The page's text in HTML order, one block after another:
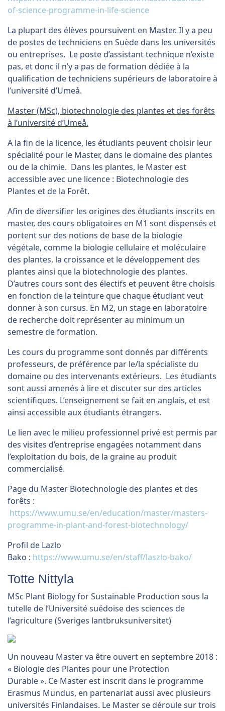
of-science-programme-in-life-science
La plupart des élèves poursuivent en Master. Il y a peu
de postes de techniciens en Suède dans les universités
ou entreprises. Le poste d’assistant technique n’existe
pas, et donc il n’y a pas de formation dédiée à la
qualification de techniciens supérieurs de laboratoire à
l’université d’Umeå.
Master (MSc), biotechnologie des plantes et des forêts
à l’université d’Umeå.
A la fin de la licence, les étudiants peuvent choisir leur
spécialité pour le Master, dans le domaine des plantes
ou de la chimie. Dans les plantes, le Master est
accessible avec une licence : Biotechnologie des
Plantes et de la Forêt.
Afin de diversifier les origines des étudiants inscrits en
master, des cours obligatoires en M1 sont dispensés et
portent sur des notions de base de la biologie
végétale, comme la biologie cellulaire et moléculaire
des plantes, la croissance et le développement des
plantes ainsi que la biotechnologie des plantes.
D’autres cours sont des électifs et peuvent être choisis
en fonction de la teinture que chaque étudiant veut
donner à son cursus. En M2, un stage en laboratoire
de recherche doit représenter au minimum un
semestre de formation.
Les cours du programme sont donnés par différents
professeurs, de préférence par le/la spécialiste du
domaine ou des intervenants extérieurs. Les étudiants
sont aussi amenés à lire et discuter sur des articles
scientifiques. L’enseignement se fait en anglais, et est
ainsi accessible aux étudiants étrangers.
Le lien avec le milieu professionnel privé est permis par
des visites d’entreprise engagées notamment dans
l’exploitation du bois, de la graine au produit
commercialisé.
Page du Master Biotechnologie des plantes et des
forêts :
https://www.umu.se/en/education/master/masters-
programme-in-plant-and-forest-biotechnology/
Profil de Lazlo
Bako : https://www.umu.se/en/staff/laszlo-bako/
Totte Nittyla
MSc Plant Biology for Sustainable Production sous la
tutelle de l’Université suédoise des sciences de
l’agriculture (Sveriges lantbruksuniversitet)
Un nouveau Master va être ouvert en septembre 2018 :
« Biologie des Plantes pour une Protection
Durable ». Ce Master est inscrit dans le programme
Erasmus Mundus, en partenariat aussi avec plusieurs
universités Finlandaises. Le Master se déroule sur trois